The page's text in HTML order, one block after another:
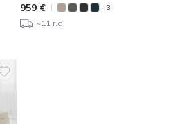
959 € +3
~11 r.d.